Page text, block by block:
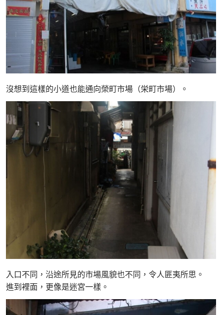
沒想到這樣的小道也能通向榮町市場（栄町市場）。
入口不同，沿途所見的市場風貌也不同，令人匪夷所思。
進到裡面，更像是迷宮一樣。